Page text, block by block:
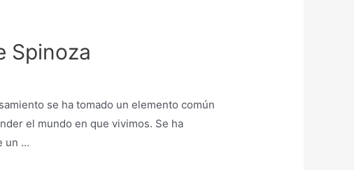
Spinoza
se ha tomado un elemento común
el mundo en que vivimos. Se ha
un …